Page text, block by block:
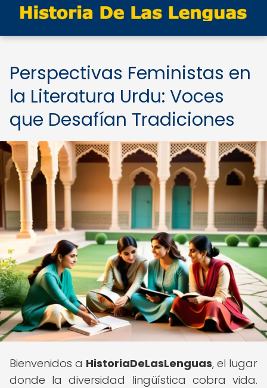
Perspectivas Feministas en
la Literatura Urdu: Voces
que Desafían Tradiciones
Bienvenidos a HistoriaDeLasLenguas, el lugar
donde la diversidad lingüística cobra vida.